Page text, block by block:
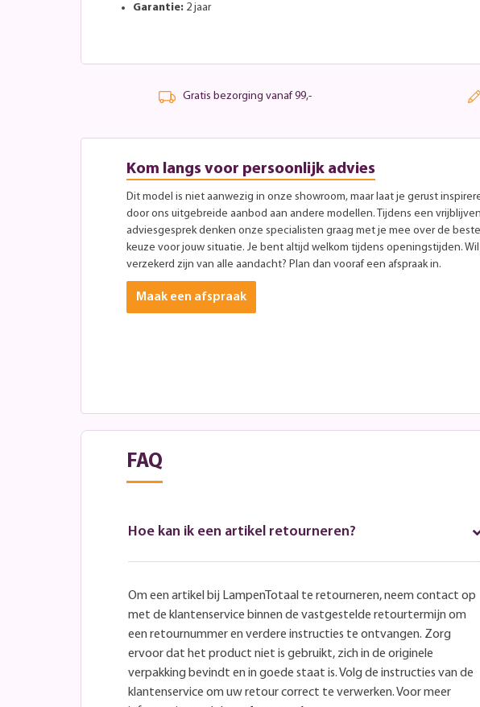
Garantie: 2 jaar
Gratis bezorging vanaf 99,-
Kom langs voor persoonlijk advies
Dit model is niet aanwezig in onze showroom, maar laat je gerust
door ons uitgebreide aanbod aan andere modellen. Tijdens een
adviesgesprek denken onze specialisten graag met je mee over de beste
keuze voor jouw situatie. Je bent altijd welkom tijdens openingstijden.
verzekerd zijn van alle aandacht? Plan dan vooraf een afspraak in.
Maak een afspraak
FAQ
Hoe kan ik een artikel retourneren?
Om een artikel bij LampenTotaal te retourneren, neem contact op
met de klantenservice binnen de vastgestelde retourtermijn om
een retournummer en verdere instructies te ontvangen. Zorg
ervoor dat het product niet is gebruikt, zich in de originele
verpakking bevindt en in goede staat is. Volg de instructies van de
klantenservice om uw retour correct te verwerken. Voor meer